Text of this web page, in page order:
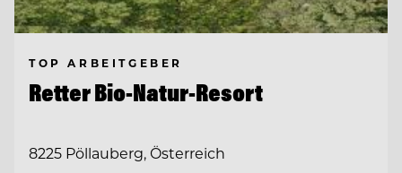
TOP ARBEITGEBER
Retter Bio-Natur-Resort
8225 Pöllauberg, Österreich